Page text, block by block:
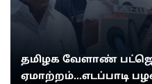
தமிழக வேளாண்
ஏமாற்றம்...எடப்பாடி